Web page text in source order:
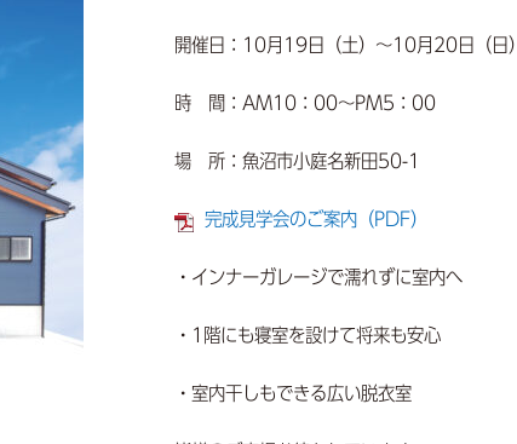
開催日：10月19日（土）～10月20日（日）
時 間：AM10：00～PM5：00
場 所：魚沼市小庭名新田50-1
完成見学会のご案内（PDF）
・インナーガレージで濡れずに室内へ
・1階にも寝室を設けて将来も安心
・室内干しもできる広い脱衣室